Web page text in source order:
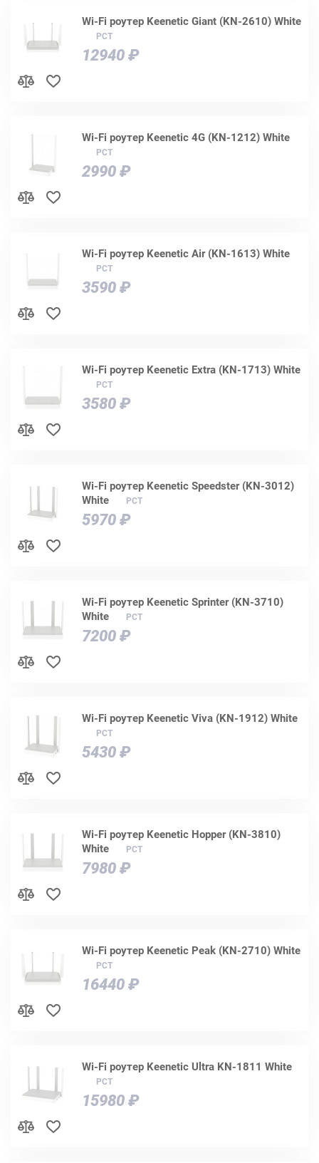
Wi-Fi роутер Keenetic Giant (KN-2610) White
РСТ
12940 ₽
Wi-Fi роутер Keenetic 4G (KN-1212) White
РСТ
2990 ₽
Wi-Fi роутер Keenetic Air (KN-1613) White
РСТ
3590 ₽
Wi-Fi роутер Keenetic Extra (KN-1713) White
РСТ
3580 ₽
Wi-Fi роутер Keenetic Speedster (KN-3012)
White
РСТ
5970 ₽
Wi-Fi роутер Keenetic Sprinter (KN-3710)
White
РСТ
7200 ₽
Wi-Fi роутер Keenetic Viva (KN-1912) White
РСТ
5430 ₽
Wi-Fi роутер Keenetic Hopper (KN-3810)
White
РСТ
7980 ₽
Wi-Fi роутер Keenetic Peak (KN-2710) White
РСТ
16440 ₽
Wi-Fi роутер Keenetic Ultra KN-1811 White
РСТ
15980 ₽